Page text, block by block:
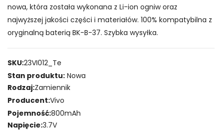
nowa, która została wykonana z Li-ion ogniw oraz
najwyższej jakości części i materiałów. 100% kompatybilna z
oryginalną baterią BK-B-37. Szybka wysyłka.
SKU:23VI012_Te
Stan produktu: Nowa
Rodzaj:Zamiennik
Producent:Vivo
Pojemność:800mAh
Napięcie:3.7V